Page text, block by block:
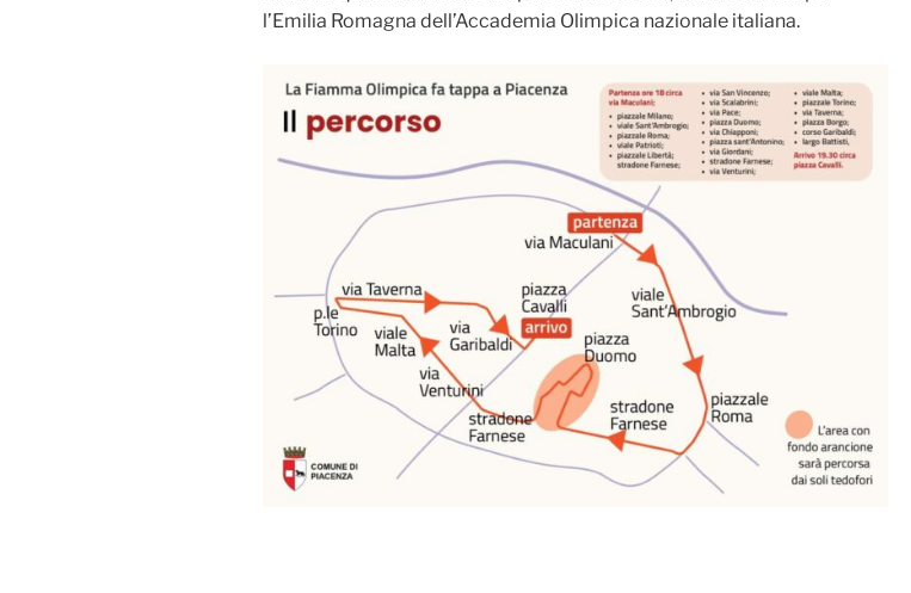
l’Emilia Romagna dell’Accademia Olimpica nazionale italiana.